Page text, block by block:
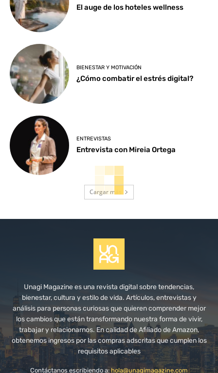
El auge de los hoteles wellness
BIENESTAR Y MOTIVACIÓN
¿Cómo combatir el estrés digital?
ENTREVISTAS
Entrevista con Mireia Ortega
Cargar más
Unagi Magazine es una revista digital sobre tendencias,
bienestar, cultura y estilo de vida. Artículos, entrevistas y
análisis para personas curiosas que quieren comprender mejor
los cambios que están transformando nuestra forma de vivir,
trabajar y relacionarnos. En calidad de Afiliado de Amazon,
obtenemos ingresos por las compras adscritas que cumplen los
requisitos aplicables
Contáctanos escribiendo a:hola@unagimagazine.com